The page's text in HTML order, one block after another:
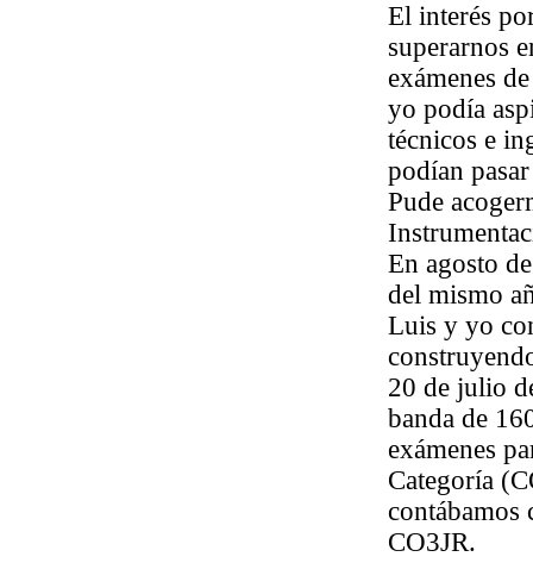
El interés
superarnos
exámenes
yo podía
técnicos e
podían
Pude
En agosto
del mismo
Luis y yo
20 de julio
banda de
exámenes
Categoría
contábamos
CO3JR.